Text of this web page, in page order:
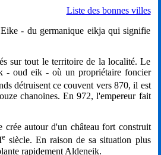
Liste des bonnes villes
- du germanique eikja qui signifie
sur tout le territoire de la localité. Le
- oud eik - où un propriétaire foncier
détruisent ce couvent vers 870, il est
chanoines. En 972, l'empereur fait
autour d'un château fort construit
e siècle. En raison de sa situation plus
rapidement Aldeneik.